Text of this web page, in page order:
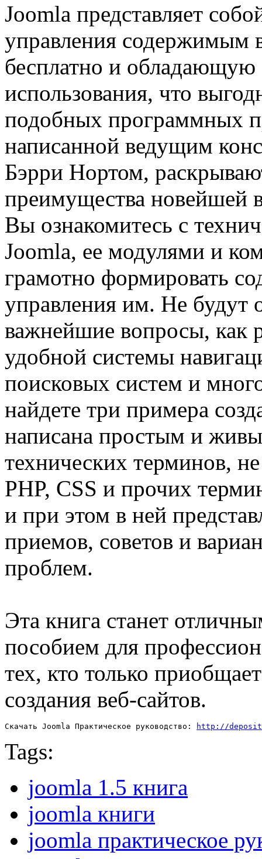
Joomla представляет
управления содержимым
бесплатно и обладающую
использования, что
подобных программных
написанной ведущим
Бэрри Нортом,
преимущества новейшей
Вы ознакомитесь с
Joomla, ее модулями и
грамотно формировать
управления им. Не будут
важнейшие вопросы, как
удобной системы
поисковых систем и
найдете три примера
написана простым и
технических терминов,
PHP, CSS и прочих
и при этом в ней
приемов, советов и
проблем.
Эта книга станет
пособием для
тех, кто только
создания веб-сайтов.
Скачать Joomla Практическое руководство: http://
Tags:
joomla 1.5 книга
joomla книги
joomla практическое